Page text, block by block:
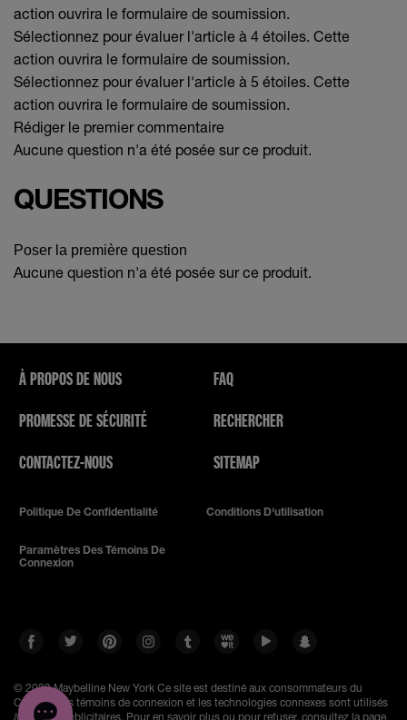
action ouvrira le formulaire de soumission.
Sélectionnez pour évaluer l'article à 4 étoiles. Cette
action ouvrira le formulaire de soumission.
Sélectionnez pour évaluer l'article à 5 étoiles. Cette
action ouvrira le formulaire de soumission.
Rédiger le premier commentaire
Aucune question n'a été posée sur ce produit.
QUESTIONS
Poser la première question
Aucune question n'a été posée sur ce produit.
À PROPOS DE NOUS
PROMESSE DE SÉCURITÉ
CONTACTEZ-NOUS
FAQ
RECHERCHER
SITEMAP
Politique De Confidentialité Conditions D'utilisation
Paramètres Des Témoins De
Connexion
© 2023 Maybelline New York Ce site est destiné aux consommateurs du
Canada. Les témoins de connexion et les technologies connexes sont utilisés
à des fins publicitaires. Pour en savoir plus ou pour refuser, consultez la page